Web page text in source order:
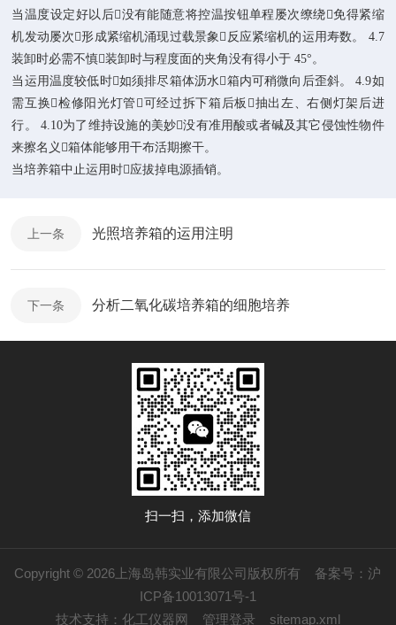
当温度设定好以后没有能随意将控温按钮单程屡次缭绕免得紧缩
机发动屡次形成紧缩机涌现过载景象反应紧缩机的运用寿数。 4.7
装卸时必需不慎装卸时与程度面的夹角没有得小于 45°。
当运用温度较低时如须排尽箱体沥水箱内可稍微向后歪斜。 4.9如
需互换检修阳光灯管可经过拆下箱后板抽出左、右侧灯架后进
行。 4.10为了维持设施的美妙没有准用酸或者碱及其它侵蚀性物件
来擦名义箱体能够用干布活期擦干。
当培养箱中止运用时应拔掉电源插销。
上一条 光照培养箱的运用注明
下一条 分析二氧化碳培养箱的细胞培养
扫一扫，添加微信
Copyright © 2026上海岛韩实业有限公司版权所有 备案号：沪
ICP备10013071号-1
技术支持： 化工仪器网 管理登录 sitemap.xml